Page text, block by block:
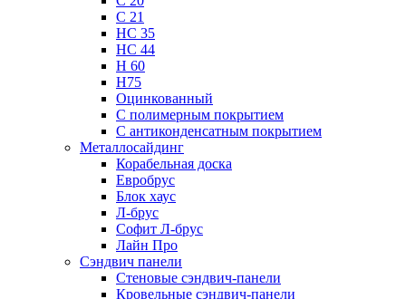
С 21
НС 35
НС 44
Н 60
Н75
Оцинкованный
С полимерным покрытием
С антиконденсатным покрытием
Металлосайдинг
Корабельная доска
Евробрус
Блок хаус
Л-брус
Софит Л-брус
Лайн Про
Сэндвич панели
Стеновые сэндвич-панели
Кровельные сэндвич-панели